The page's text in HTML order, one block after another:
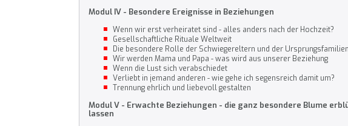
Modul IV - Besondere Ereignisse in Beziehungen
Wenn wir erst verheiratet sind - alles anders nach der Hochzeit?
Gesellschaftliche Rituale Weltweit
Die besondere Rolle der Schwiegereltern und der Ursprungsfamilien
Wir werden Mama und Papa - was wird aus unserer Beziehung
Wenn die Lust sich verabschiedet
Verliebt in jemand anderen - wie gehe ich segensreich damit um?
Trennung ehrlich und liebevoll gestalten
Modul V - Erwachte Beziehungen - die ganz besondere Blume
lassen